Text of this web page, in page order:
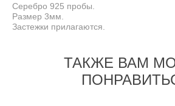
Серебро 925 пробы.
Размер 3мм.
Застежки прилагаются.
ТАКЖЕ ВАМ